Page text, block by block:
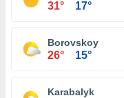
31° 17°
Borovskoy
26° 15°
Karabalyk